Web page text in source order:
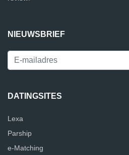
NIEUWSBRIEF
DATINGSITES
Lexa
Parship
e-Matching